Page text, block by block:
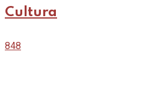
Cultura
848